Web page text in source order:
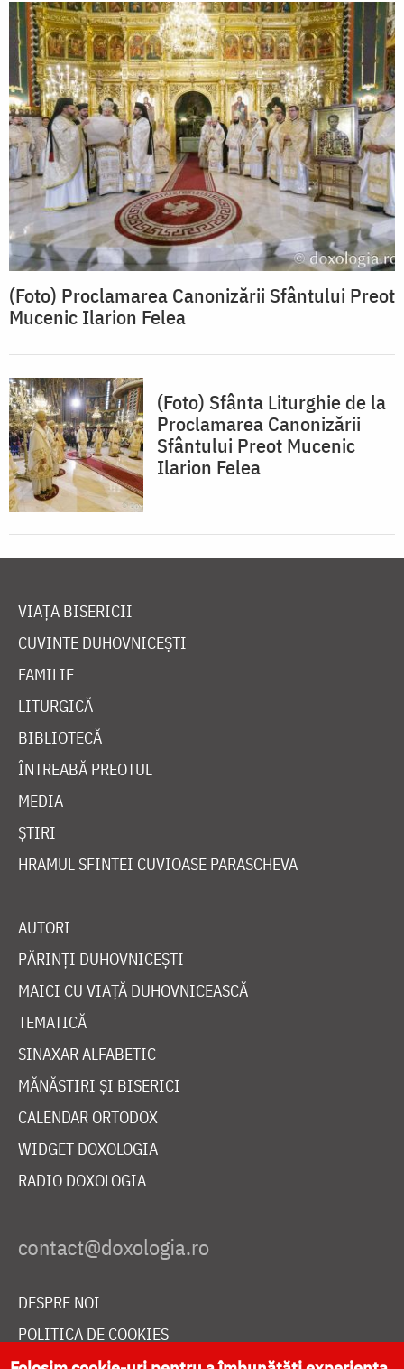
(Foto) Proclamarea Canonizării Sfântului Preot
Mucenic Ilarion Felea
(Foto) Sfânta Liturghie de la
Proclamarea Canonizării
Sfântului Preot Mucenic
Ilarion Felea
VIAȚA BISERICII
CUVINTE DUHOVNICEȘTI
FAMILIE
LITURGICĂ
BIBLIOTECĂ
ÎNTREABĂ PREOTUL
MEDIA
ȘTIRI
HRAMUL SFINTEI CUVIOASE PARASCHEVA
AUTORI
PĂRINȚI DUHOVNICEȘTI
MAICI CU VIAȚĂ DUHOVNICEASCĂ
TEMATICĂ
SINAXAR ALFABETIC
MĂNĂSTIRI ȘI BISERICI
CALENDAR ORTODOX
WIDGET DOXOLOGIA
RADIO DOXOLOGIA
DESPRE NOI
POLITICA DE COOKIES